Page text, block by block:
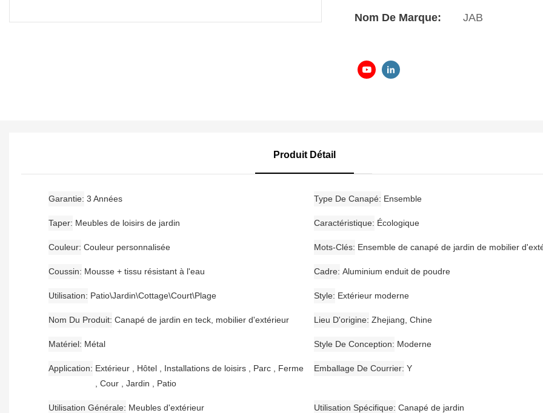
Nom De Marque: JAB
Produit Détail
Garantie 3 Années Type De Canapé Ensemble
Taper Meubles de loisirs de jardin Caractéristique Écologique
Couleur Couleur personnalisée Mots-Clés Ensemble de canapé de jardin de mobilier
Coussin Mousse + tissu résistant à l'eau Cadre Aluminium enduit de poudre
Utilisation Patio\Jardin\Cottage\Court\Plage Style Extérieur moderne
Nom Du Produit Canapé de jardin en teck, mobilier d'extérieur Lieu D'origine Zhejiang, Chine
Matériel Métal Style De Conception Moderne
Application
Extérieur , Hôtel , Installations de loisirs , Parc , Ferme
, Cour , Jardin , Patio
Emballage De Courrier Y
Utilisation Générale Meubles d'extérieur Utilisation Spécifique Canapé de jardin